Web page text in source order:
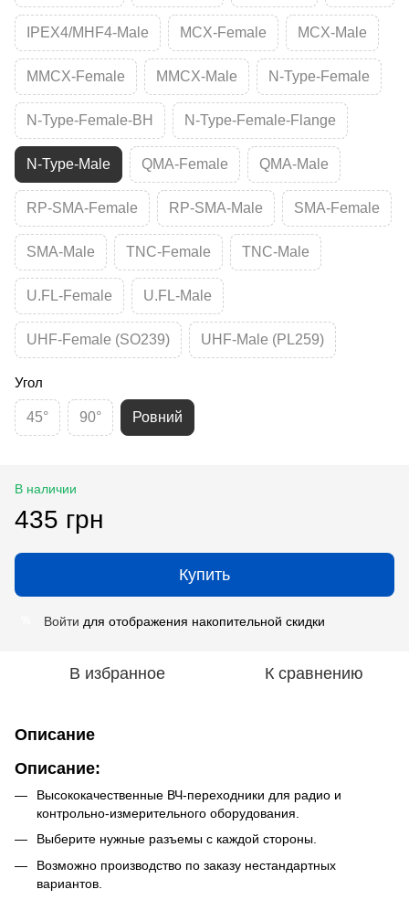
IPEX4/MHF4-Male MCX-Female MCX-Male
MMCX-Female MMCX-Male N-Type-Female
N-Type-Female-BH N-Type-Female-Flange
N-Type-Male QMA-Female QMA-Male
RP-SMA-Female RP-SMA-Male SMA-Female
SMA-Male TNC-Female TNC-Male
U.FL-Female U.FL-Male
UHF-Female (SO239) UHF-Male (PL259)
Угол
45° 90° Ровний
В наличии
435 грн
Купить
Войти для отображения накопительной скидки
В избранное К сравнению
Описание
Описание:
Высококачественные ВЧ-переходники для радио и
контрольно-измерительного оборудования.
Выберите нужные разъемы с каждой стороны.
Возможно производство по заказу нестандартных
вариантов.